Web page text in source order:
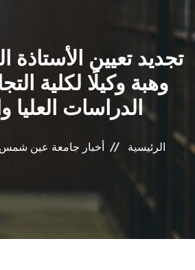
تجديد تعيين الأستاذة
وهبة وكيلًا لكلية
الدراسات العليا
الرئيسية أخبار جامعة عين شمس